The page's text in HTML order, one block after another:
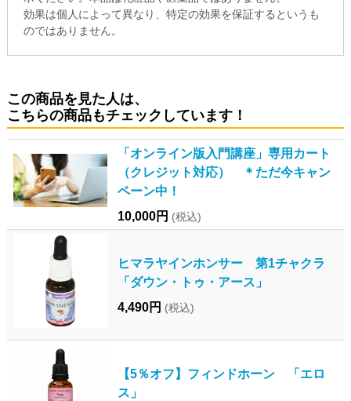
効果は個人によって異なり、特定の効果を保証するというも
のではありません。
この商品を見た人は、
こちらの商品もチェックしています！
「オンライン版入門講座」専用カート
（クレジット対応） ＊ただ今キャン
ペーン中！
10,000円 (税込)
ヒマラヤインホンサー 第1チャクラ
「ダウン・トゥ・アース」
4,490円 (税込)
【5％オフ】フィンドホーン 「エロ
ス」